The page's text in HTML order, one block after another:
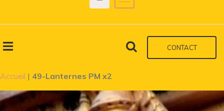
CONTACT
Accueil | 49-Lanternes PM x2